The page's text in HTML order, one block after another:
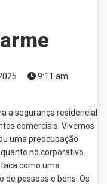
9:11 am
a segurança residencial
comerciais. Vivemos
uma preocupação
no corporativo.
como uma
pessoas e bens. Os